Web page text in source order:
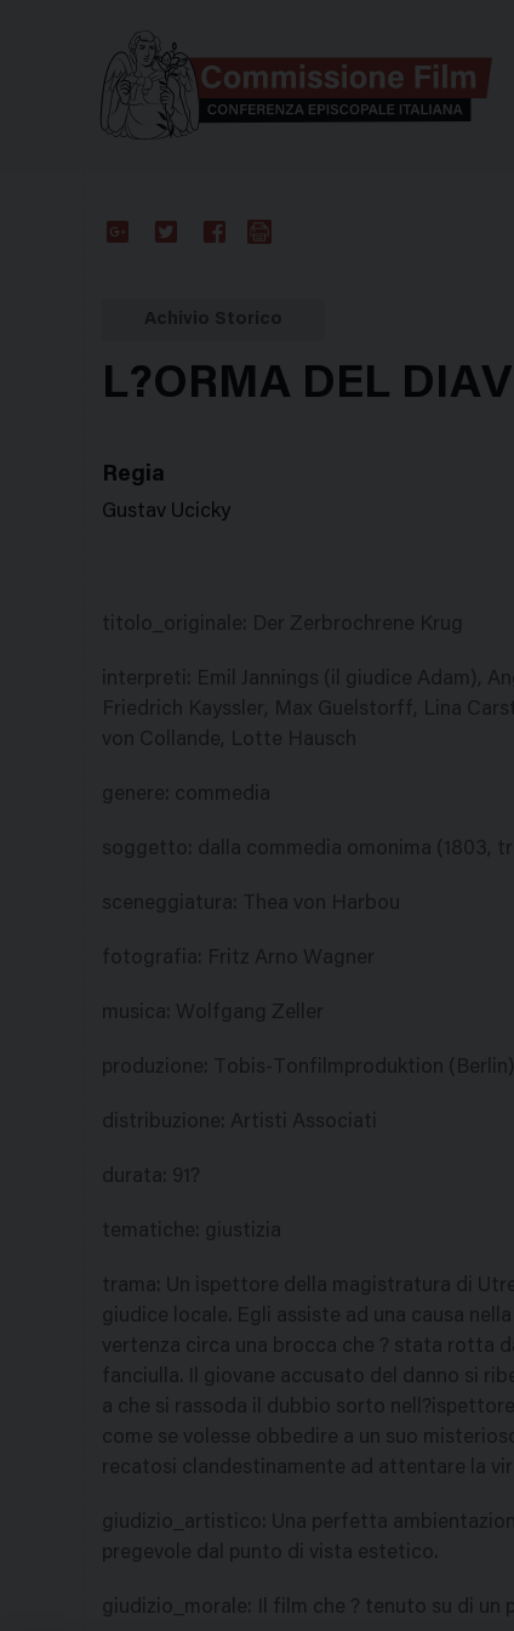
L?ORMA DEL
Regia
Gustav Ucicky
titolo_originale: Der Zerbrochrene Krug
interpreti: Emil Jannings (il giudice Adam),
Friedrich Kayssler, Max Guelstorff, Lina
von Collande, Lotte Hausch
genere: commedia
soggetto: dalla commedia omonima (1803,
sceneggiatura: Thea von Harbou
fotografia: Fritz Arno Wagner
musica: Wolfgang Zeller
produzione: Tobis-Tonfilmproduktion (Berlin)
distribuzione: Artisti Associati
durata: 91?
tematiche: giustizia
trama: Un ispettore della magistratura di
giudice locale. Egli assiste ad una causa
vertenza circa una brocca che ? stata rotta
fanciulla. Il giovane accusato del danno si
a che si rassoda il dubbio sorto
come se volesse obbedire a un suo
recatosi clandestinamente ad attentare la
giudizio_artistico: Una perfetta
pregevole dal punto di vista estetico.
giudizio_morale: Il film che ? tenuto su di un